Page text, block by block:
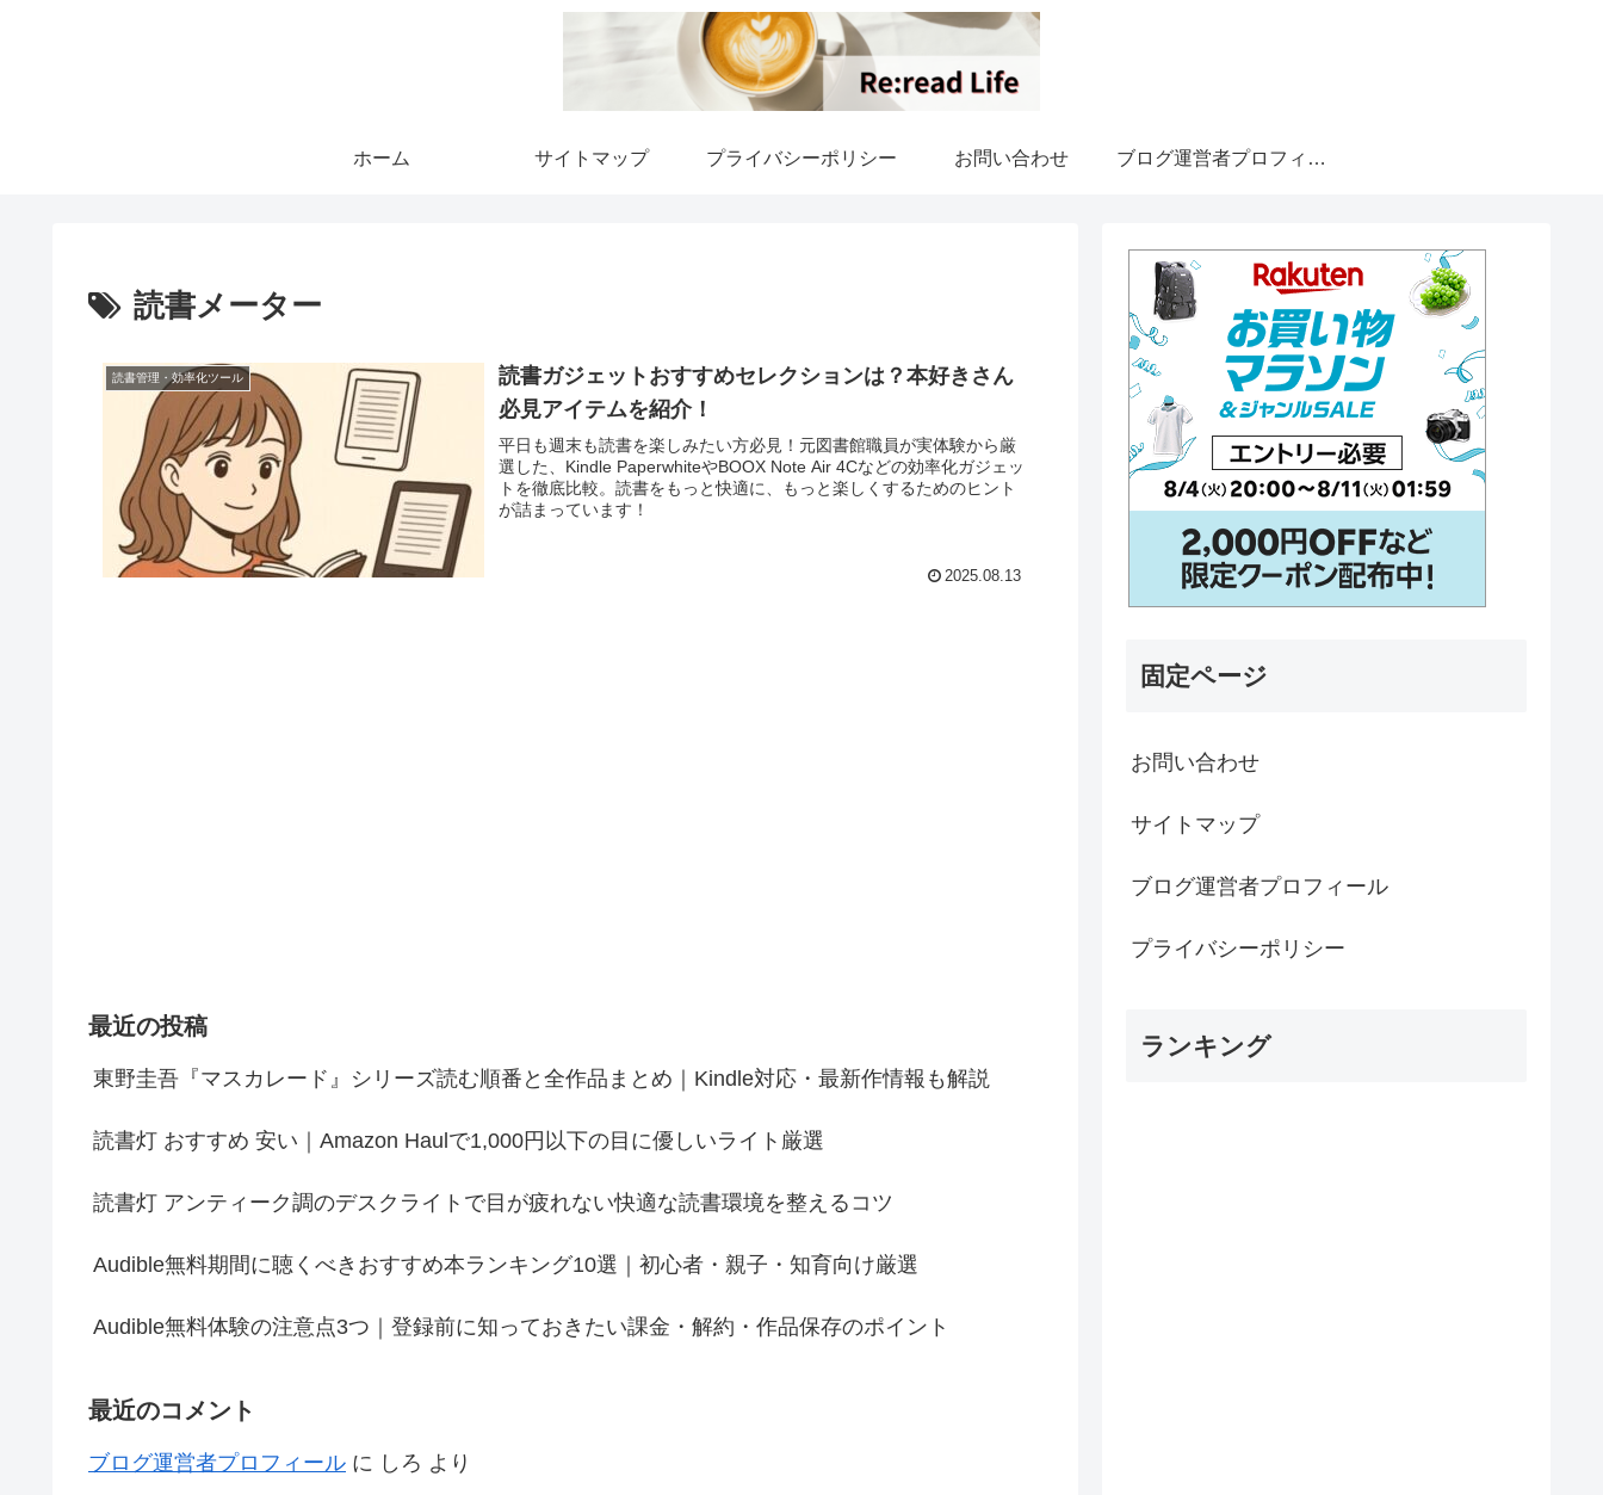
ホーム サイトマップ プライバシーポリシー お問い合わせ ブログ運営者プロフィール
読書メーター
読書管理・効率化ツール
読書ガジェットおすすめセレクションは？本好きさん
必見アイテムを紹介！
平日も週末も読書を楽しみたい方必見！元図書館職員が実体験から厳
選した、Kindle PaperwhiteやBOOX Note Air 4Cなどの効率化ガジェッ
トを徹底比較。読書をもっと快適に、もっと楽しくするためのヒント
が詰まっています！
2025.08.13
最近の投稿
東野圭吾『マスカレード』シリーズ読む順番と全作品まとめ｜Kindle対応・最新作情報も解説
読書灯 おすすめ 安い｜Amazon Haulで1,000円以下の目に優しいライト厳選
読書灯 アンティーク調のデスクライトで目が疲れない快適な読書環境を整えるコツ
Audible無料期間に聴くべきおすすめ本ランキング10選｜初心者・親子・知育向け厳選
Audible無料体験の注意点3つ｜登録前に知っておきたい課金・解約・作品保存のポイント
最近のコメント
ブログ運営者プロフィール に しろ より
固定ページ
お問い合わせ
サイトマップ
ブログ運営者プロフィール
プライバシーポリシー
ランキング